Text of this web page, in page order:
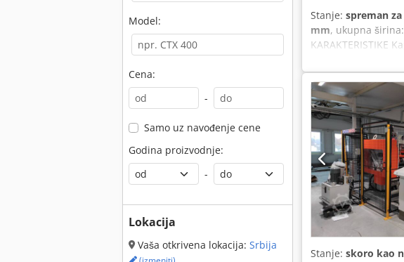
Model:
Cena:
-
Samo uz navođenje cene
Godina proizvodnje:
-
Lokacija
Vaša otkrivena lokacija: Srbija
Stanje: spreman
mm, ukupna širina:
KARAKTERISTIKE
1.011 mm
Credpfezmr Evox
Stanje: skoro kao